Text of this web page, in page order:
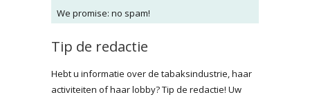
We promise: no spam!
Tip de redactie
Hebt u informatie over de tabaksindustrie, haar
activiteiten of haar lobby? Tip de redactie! Uw